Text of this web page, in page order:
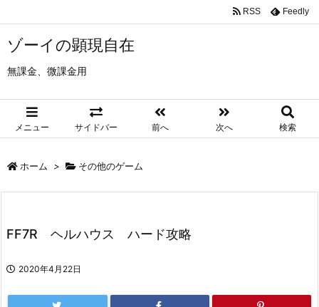
ゾーイの顕現自在
無課金、微課金用
メニュー サイドバー 前へ 次へ 検索
RSS Feedly
ホーム > その他のゲーム
FF7R ヘルハウス ハード攻略
2020年4月22日